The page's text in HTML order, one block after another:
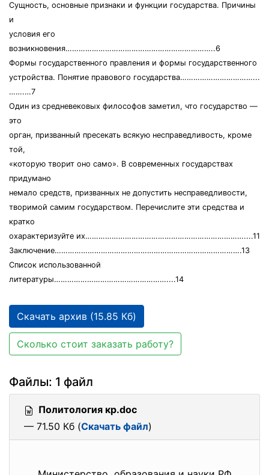
Сущность, основные признаки и функции государства. Причины
и
условия его
возникновения…………………………………………………………..6
Формы государственного правления и формы государственного
устройства. Понятие правового государства……………………………...
…….…7
Один из средневековых философов заметил, что государство —
это
орган, призванный пресекать всякую несправедливость, кроме
той,
«которую творит оно само». В современных государствах
придумано
немало средств, призванных не допустить несправедливости,
творимой самим государством. Перечислите эти средства и
кратко
охарактеризуйте их………………………………………………………………....11
Заключение………………………………………………………………………….13
Список использованной
литературы……………………………………………....14
Скачать архив (15.85 Кб)
Сколько стоит заказать работу?
Файлы: 1 файл
Политология кр.doc
— 71.50 Кб (Скачать файл)